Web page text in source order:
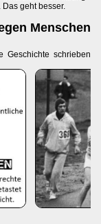
geht besser.
Menschen
Geschichte schrieben